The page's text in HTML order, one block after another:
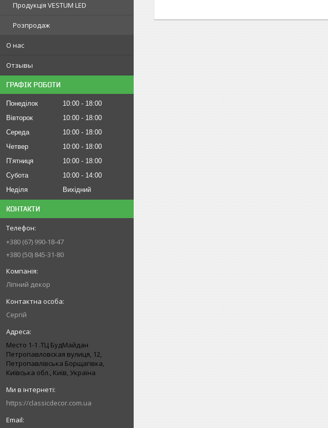
Продукція VESTUM LED
Розпродаж
О нас
Отзывы
ГРАФІК РОБОТИ
Понеділок 10:00
18:00
Вівторок
10:00
18:00
Середа
10:00
18:00
Четвер
10:00
18:00
Пʼятниця
10:00
18:00
Субота
10:00
14:00
Неділя
Вихідний
КОНТАКТИ
+380 (67) 990-18-47
+380 (50) 845-31-80
Ліпний декор
Сергій
Место 1-1 .ТЦ БудМайдан
Петропавловская вулиця, 12,
Петропавлівська Борщагівка,
Київська обл., Київ, Україна
https://classicdecor.com.ua